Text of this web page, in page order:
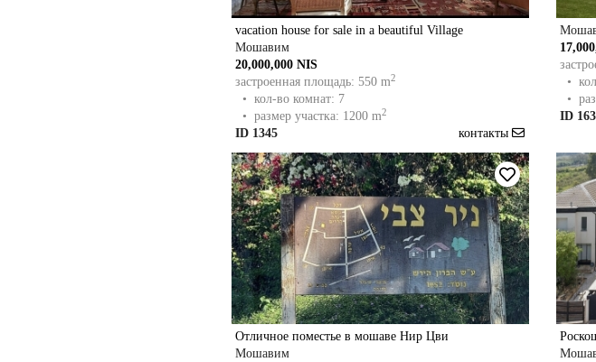
vacation house for sale in a beautiful Village
Мошавим
20,000,000 NIS
застроенная площадь: 550 m2
• кол-во комнат: 7
• размер участка: 1200 m2
ID 1345 контакты
•
•
ID
Отличное поместье в мошаве Нир Цви
Мошавим